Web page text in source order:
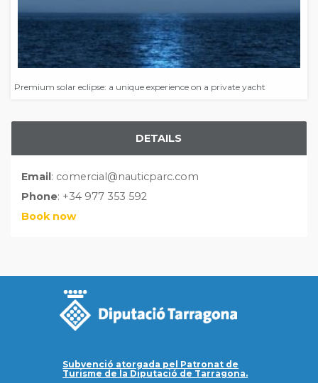
Premium solar eclipse: a unique experience on a private yacht
DETAILS
Email: comercial@nauticparc.com
Phone: +34 977 353 592
Book now
Subvenció atorgada pel Patronat de
Turisme de la Diputació de Tarragona.